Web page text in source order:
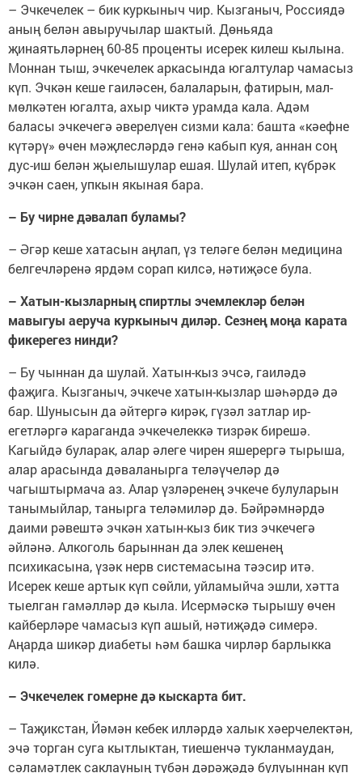
– Эчкечелек – бик куркыныч чир. Кызганыч, Россиядә
аның белән авыручылар шактый. Дөньяда
җинаятьләрнең 60-85 проценты исерек килеш кылына.
Моннан тыш, эчкечелек аркасында югалтулар чамасыз
күп. Эчкән кеше гаиләсен, балаларын, фатирын, мал-
мөлкәтен югалта, ахыр чиктә урамда кала. Адәм
баласы эчкечегә әверелүен сизми кала: башта «кәефне
күтәрү» өчен мәҗлесләрдә генә кабып куя, аннан соң
дус-иш белән җыелышулар ешая. Шулай итеп, күбрәк
эчкән саен, упкын якыная бара.
– Бу чирне дәвалап буламы?
– Әгәр кеше хатасын аңлап, үз теләге белән медицина
белгечләренә ярдәм сорап килсә, нәтиҗәсе була.
– Хатын-кызларның спиртлы эчемлекләр белән
мавыгуы аеруча куркыныч диләр. Сезнең моңа карата
фикерегез нинди?
– Бу чыннан да шулай. Хатын-кыз эчсә, гаиләдә
фаҗига. Кызганыч, эчкече хатын-кызлар шәһәрдә дә
бар. Шунысын да әйтергә кирәк, гүзәл затлар ир-
егетләргә караганда эчкечелеккә тизрәк бирешә.
Кагыйдә буларак, алар әлеге чирен яшерергә тырыша,
алар арасында дәваланырга теләүчеләр дә
чагыштырмача аз. Алар үзләренең эчкече булуларын
танымыйлар, танырга теләмиләр дә. Бәйрәмнәрдә
даими рәвештә эчкән хатын-кыз бик тиз эчкечегә
әйләнә. Алкоголь барыннан да элек кешенең
психикасына, үзәк нерв системасына тәэсир итә.
Исерек кеше артык күп сөйли, уйламыйча эшли, хәтта
тыелган гамәлләр дә кыла. Исермәскә тырышу өчен
кайберләре чамасыз күп ашый, нәтиҗәдә симерә.
Аңарда шикәр диабеты һәм башка чирләр барлыкка
килә.
– Эчкечелек гомерне дә кыскарта бит.
– Таҗикстан, Йәмән кебек илләрдә халык хәерчелектән,
эчә торган суга кытлыктан, тиешенчә тукланмаудан,
сәламәтлек саклауның түбән дәрәҗәдә булуыннан күп